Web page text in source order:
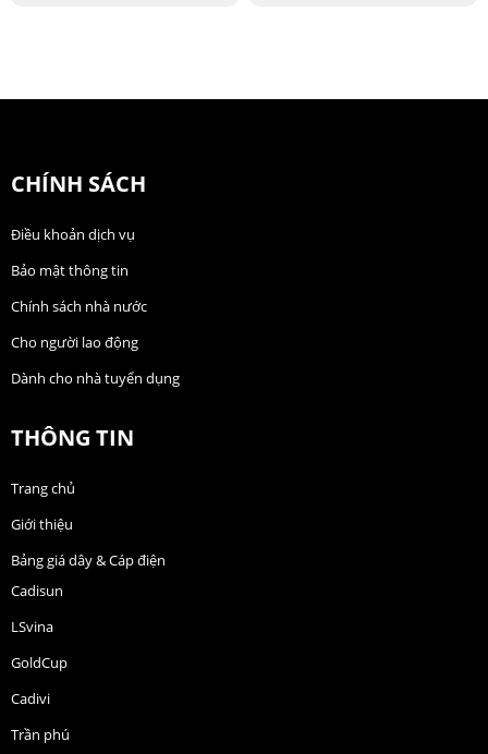
CHÍNH SÁCH
Điều khoản dịch vụ
Bảo mật thông tin
Chính sách nhà nước
Cho người lao động
Dành cho nhà tuyển dụng
THÔNG TIN
Trang chủ
Giới thiệu
Bảng giá dây & Cáp điện
Cadisun
LSvina
GoldCup
Cadivi
Trần phú